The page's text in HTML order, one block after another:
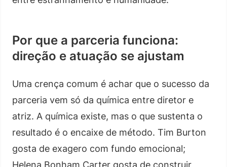
Por que a parceria funciona:
direção e atuação se ajustam
Uma crença comum é achar que o sucesso da
parceria vem só da química entre diretor e
atriz. A química existe, mas o que sustenta o
resultado é o encaixe de método. Tim Burton
gosta de exagero com fundo emocional;
Helena Bonham Carter gosta de construir